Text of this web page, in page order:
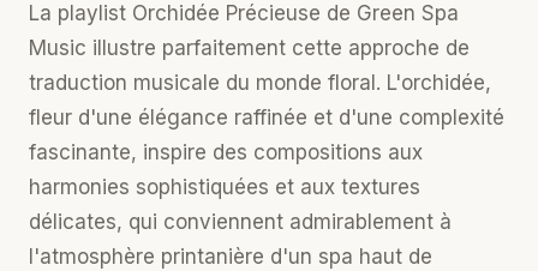
La playlist Orchidée Précieuse de Green Spa
Music illustre parfaitement cette approche de
traduction musicale du monde floral. L'orchidée,
fleur d'une élégance raffinée et d'une complexité
fascinante, inspire des compositions aux
harmonies sophistiquées et aux textures
délicates, qui conviennent admirablement à
l'atmosphère printanière d'un spa haut de